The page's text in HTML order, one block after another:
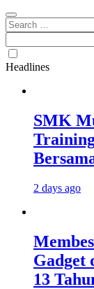
Search
for:
Headlines
SMK
2 days ago
Gadget
13